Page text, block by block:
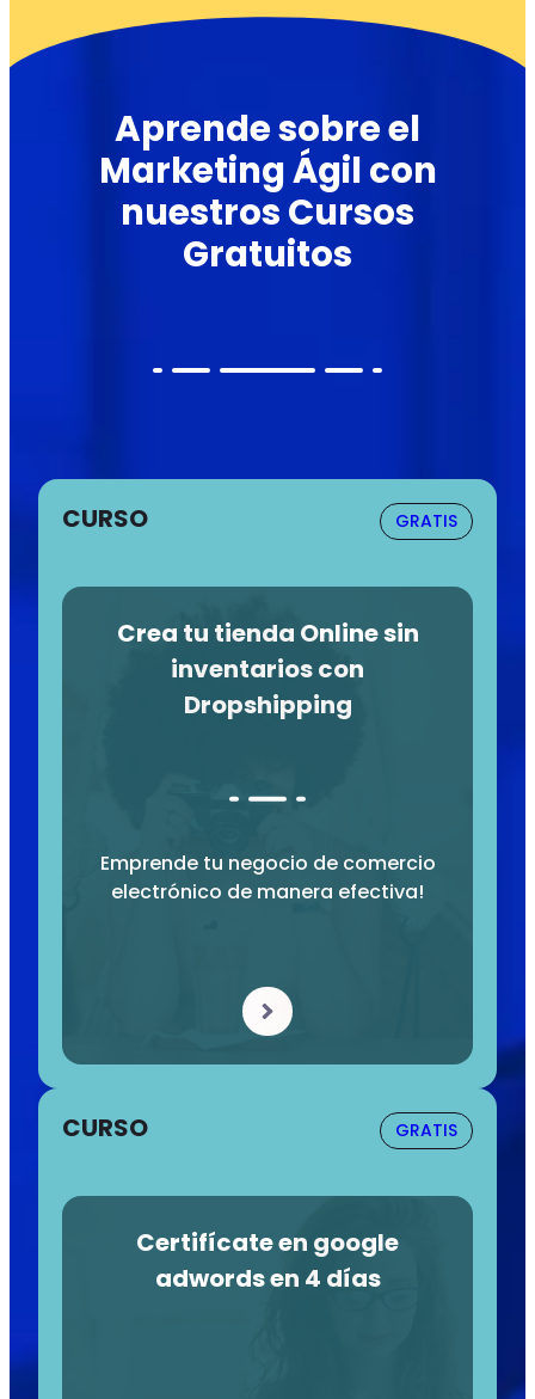
Aprende sobre el
Marketing Ágil con
nuestros Cursos
Gratuitos
CURSO GRATIS
Crea tu tienda Online sin
inventarios con
Dropshipping
Emprende tu negocio de comercio
electrónico de manera efectiva!
CURSO GRATIS
Certifícate en google
adwords en 4 días